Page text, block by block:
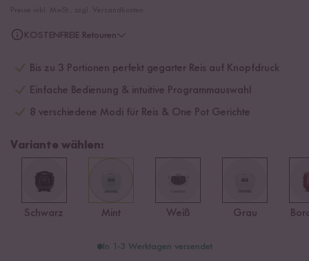
KOSTENFREIE Retouren
Bis zu 3 Portionen perfekt gegarter Reis auf Knopfdruck
Einfache Bedienung & intuitive Programmauswahl
8 verschiedene Modi für Reis & One Pot Gerichte
Variante wählen:
Schwarz Mint Weiß Grau
In 1-3 Werktagen versendet